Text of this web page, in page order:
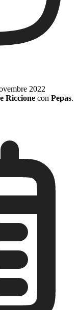
2022
Riccione con Pepas.